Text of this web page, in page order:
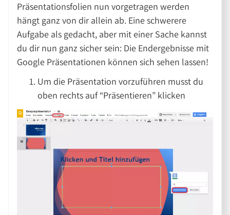
Präsentationsfolien nun vorgetragen werden
hängt ganz von dir allein ab. Eine schwerere
Aufgabe als gedacht, aber mit einer Sache kannst
du dir nun ganz sicher sein: Die Endergebnisse mit
Google Präsentationen können sich sehen lassen!
Um die Präsentation vorzuführen musst du
oben rechts auf “Präsentieren” klicken